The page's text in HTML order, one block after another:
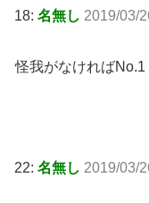
18: 名無し 2019/03/
怪我がなければNo.1
22: 名無し 2019/03/